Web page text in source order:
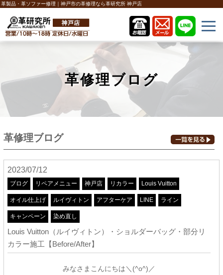
革製品・革ソファー修理｜神戸市の革修理なら革研究所 神戸店
革修理ブログ
革修理ブログ
2023/07/12
ブログ リペアメニュー 神戸店 リカラー Louis Vuitton
オイル仕上げ ルイヴィトン アフターケア LINE ライン
キャンペーン 染め直し
Louis Vuitton（ルイヴィトン）・ショルダーバッグ・部分リ
カラー施工【Before/After】
みなさまこんにちは＼(^o^)／